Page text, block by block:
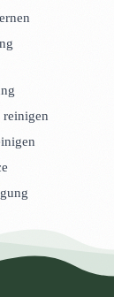
reinigen